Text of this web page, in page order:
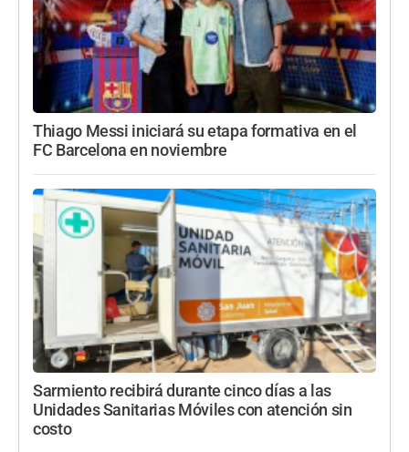
Thiago Messi iniciará su etapa formativa en el
FC Barcelona en noviembre
Sarmiento recibirá durante cinco días a las
Unidades Sanitarias Móviles con atención sin
costo